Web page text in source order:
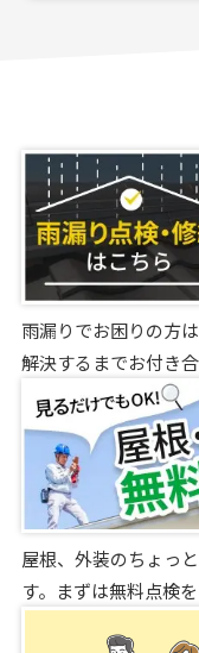
雨漏りでお困りの方
解決するまでお付き合
屋根、外装のちょっ
す。まずは無料点検